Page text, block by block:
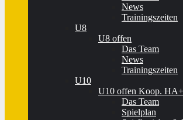
News
Trainingszeiten
U8
U8 offen
Das Team
News
Trainingszeiten
U10
U10 offen Koop.
Das Team
Spielplan